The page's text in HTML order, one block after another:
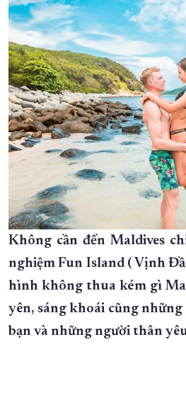
Không cần đến Maldives
nghiệm Fun Island ( Vịnh
hình không thua kém gì
yên, sáng khoái cũng
bạn và những người thân